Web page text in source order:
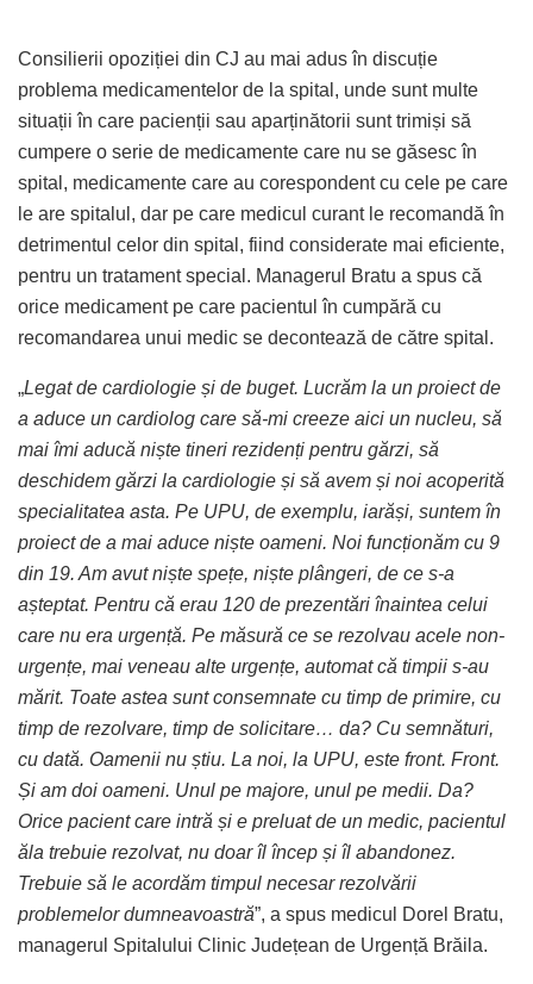
Consilierii opoziției din CJ au mai adus în discuție
problema medicamentelor de la spital, unde sunt multe
situații în care pacienții sau aparținătorii sunt trimiși să
cumpere o serie de medicamente care nu se găsesc în
spital, medicamente care au corespondent cu cele pe care
le are spitalul, dar pe care medicul curant le recomandă în
detrimentul celor din spital, fiind considerate mai eficiente,
pentru un tratament special. Managerul Bratu a spus că
orice medicament pe care pacientul în cumpără cu
recomandarea unui medic se decontează de către spital.
„Legat de cardiologie și de buget. Lucrăm la un proiect de
a aduce un cardiolog care să-mi creeze aici un nucleu, să
mai îmi aducă niște tineri rezidenți pentru gărzi, să
deschidem gărzi la cardiologie și să avem și noi acoperită
specialitatea asta. Pe UPU, de exemplu, iarăși, suntem în
proiect de a mai aduce niște oameni. Noi funcționăm cu 9
din 19. Am avut niște spețe, niște plângeri, de ce s-a
așteptat. Pentru că erau 120 de prezentări înaintea celui
care nu era urgență. Pe măsură ce se rezolvau acele non-
urgențe, mai veneau alte urgențe, automat că timpii s-au
mărit. Toate astea sunt consemnate cu timp de primire, cu
timp de rezolvare, timp de solicitare… da? Cu semnături,
cu dată. Oamenii nu știu. La noi, la UPU, este front. Front.
Și am doi oameni. Unul pe majore, unul pe medii. Da?
Orice pacient care intră și e preluat de un medic, pacientul
ăla trebuie rezolvat, nu doar îl încep și îl abandonez.
Trebuie să le acordăm timpul necesar rezolvării
problemelor dumneavoastră”, a spus medicul Dorel Bratu,
managerul Spitalului Clinic Județean de Urgență Brăila.